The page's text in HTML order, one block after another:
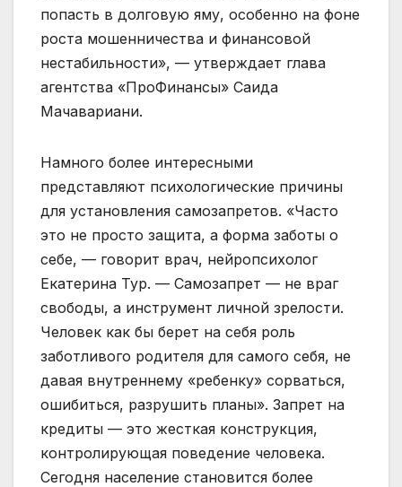
попасть в долговую яму, особенно на фоне
роста мошенничества и финансовой
нестабильности», — утверждает глава
агентства «ПроФинансы» Саида
Мачавариани.
Намного более интересными
представляют психологические причины
для установления самозапретов. «Часто
это не просто защита, а форма заботы о
себе, — говорит врач, нейропсихолог
Екатерина Тур. — Самозапрет — не враг
свободы, а инструмент личной зрелости.
Человек как бы берет на себя роль
заботливого родителя для самого себя, не
давая внутреннему «ребенку» сорваться,
ошибиться, разрушить планы». Запрет на
кредиты — это жесткая конструкция,
контролирующая поведение человека.
Сегодня население становится более